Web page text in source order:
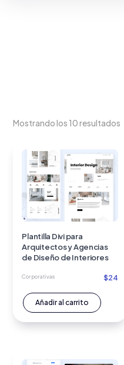
Mostrando los 10 resultados
Plantilla Divi para
Arquitectos y Agencias
de Diseño de Interiores
Corporativas $24
Añadir al carrito